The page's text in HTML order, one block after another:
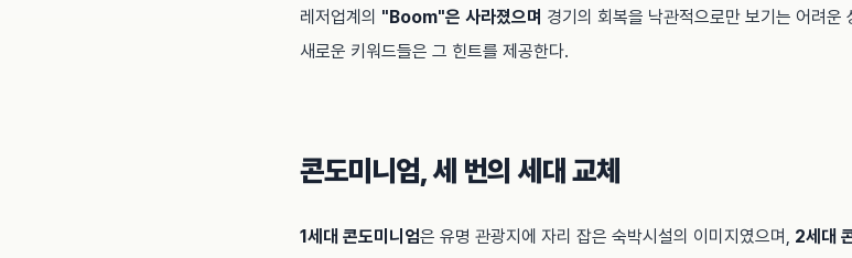
레저업계의 "Boom"은 사라졌으며 경기의 회복을 낙관적으로만 보기는 어려
새로운 키워드들은 그 힌트를 제공한다.
콘도미니엄, 세 번의 세대 교체
1세대 콘도미니엄은 유명 관광지에 자리 잡은 숙박시설의 이미지였으며, 2세대